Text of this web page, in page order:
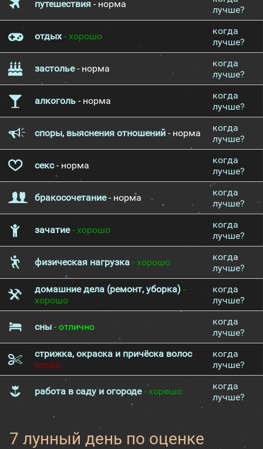
путешествия - норма
лучше?
отдых- хорошо
когда
лучше?
застолье- норма
когда
лучше?
алкоголь - норма
когда
лучше?
споры, выяснения отношений - норма
когда
лучше?
секс- норма
когда
лучше?
бракосочетание- норма
когда
лучше?
зачатие- хорошо
когда
лучше?
физическая нагрузка - хорошо
когда
лучше?
домашние дела (ремонт, уборка) -
хорошо
когда
лучше?
сны - отлично
когда
лучше?
стрижка, окраска и причёска волос-
плохо
когда
лучше?
работа в саду и огороде- хорошо
когда
лучше?
7 лунный день по оценке